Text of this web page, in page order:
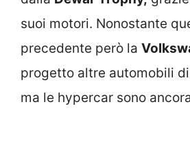
suoi motori. Nonostante
precedente però la
progetto altre automobili
ma le hypercar sono